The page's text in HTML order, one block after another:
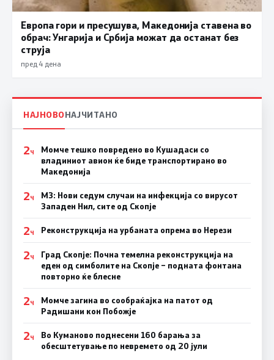
Европа гори и пресушува, Македонија ставена во
обрач: Унгарија и Србија можат да останат без
струја
пред 4 дена
НАЈНОВОНАЈЧИТАНО
2Ч
Момче тешко повредено во Кушадаси со
владиниот авион ќе биде транспортирано во
Македонија
2Ч
МЗ: Нови седум случаи на инфекција со вирусот
Западен Нил, сите од Скопје
2Ч Реконструкција на урбаната опрема во Нерези
2Ч
Град Скопје: Почна темелна реконструкција на
еден од симболите на Скопје – подната фонтана
повторно ќе блесне
2Ч
Момче загина во сообраќајка на патот од
Радишани кон Побожје
2Ч
Во Куманово поднесени 160 барања за
обесштетување по невремето од 20 јули